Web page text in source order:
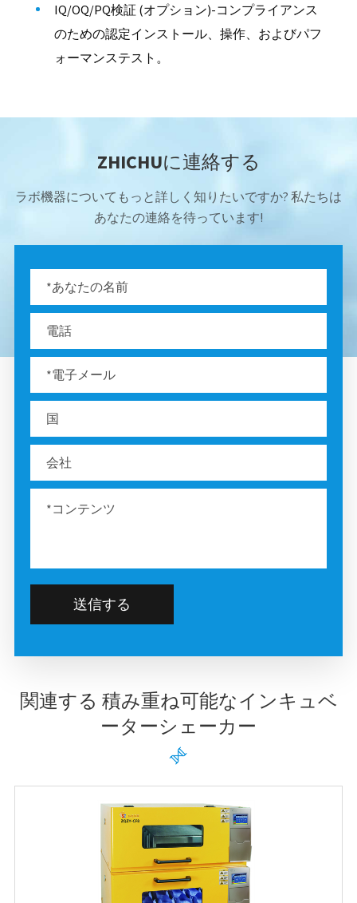
IQ/OQ/PQ検証 (オプション)-コンプライアンス
のための認定インストール、操作、およびパフ
ォーマンステスト。
ZHICHUに連絡する
ラボ機器についてもっと詳しく知りたいですか? 私たちは
あなたの連絡を待っています!
送信する
関連する 積み重ね可能なインキュベ
ーターシェーカー
